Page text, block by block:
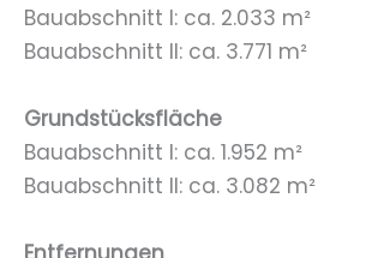
Bauabschnitt I: ca. 2.033 m²
Bauabschnitt II: ca. 3.771 m²
Grundstücksfläche
Bauabschnitt I: ca. 1.952 m²
Bauabschnitt II: ca. 3.082 m²